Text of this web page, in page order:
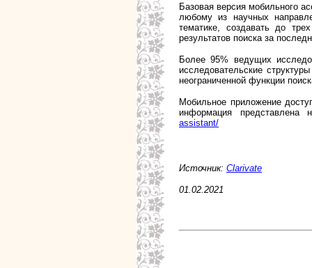
Базовая версия мобильного
любому из научных
тематике, создавать до
результатов поиска за
Более 95% ведущих
исследовательские
неограниченной функции
Мобильное приложение
информация представлена
assistant/
Источник: Clarivate
01.02.2021